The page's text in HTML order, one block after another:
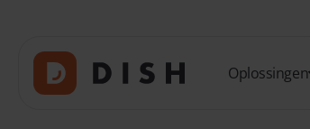
Oplossingen